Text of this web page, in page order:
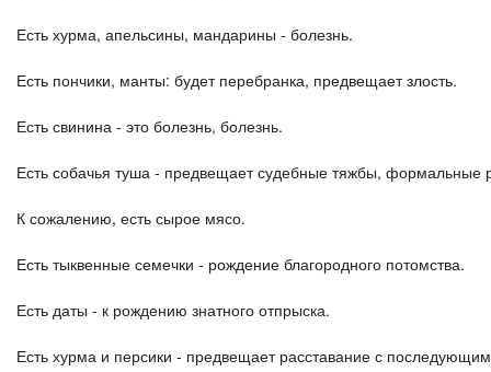
Есть хурма, апельсины, мандарины - болезнь.
Есть пончики, манты: будет перебранка, предвещает злость.
Есть свинина - это болезнь, болезнь.
Есть собачья туша - предвещает судебные тяжбы, формальные
К сожалению, есть сырое мясо.
Есть тыквенные семечки - рождение благородного потомства.
Есть даты - к рождению знатного отпрыска.
Есть хурма и персики - предвещает расставание с